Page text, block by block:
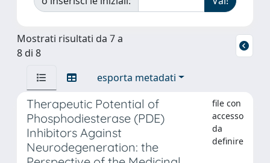
Mostrati risultati da 7 a
8 di 8
esporta metadati
Therapeutic Potential of
Phosphodiesterase (PDE)
Inhibitors Against
Neurodegeneration: the
file con
accesso
da
definire